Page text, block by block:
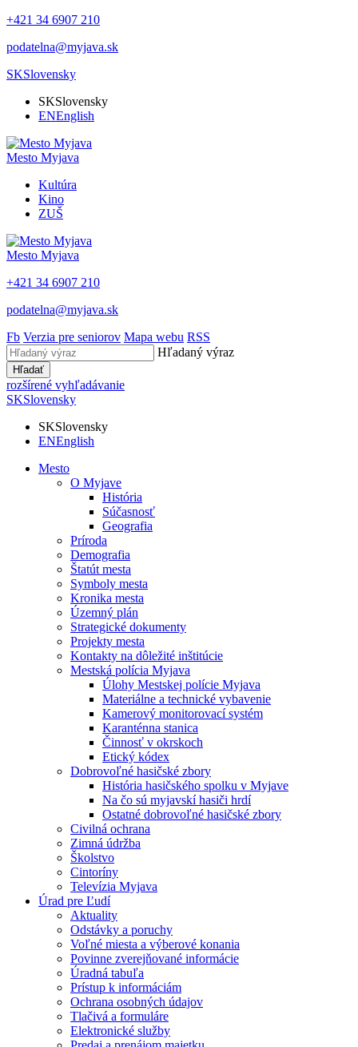
+421 34 6907 210
podatelna@myjava.sk
SKSlovensky
SKSlovensky
ENEnglish
Mesto Myjava
Kultúra
Kino
ZUŠ
Mesto Myjava
+421 34 6907 210
podatelna@myjava.sk
Fb Verzia pre seniorov Mapa webu RSS
Hľadaný výraz
Hľadať
rozšírené vyhľadávanie
SKSlovensky
SKSlovensky
ENEnglish
Mesto
O Myjave
História
Súčasnosť
Geografia
Príroda
Demografia
Štatút mesta
Symboly mesta
Kronika mesta
Územný plán
Strategické dokumenty
Projekty mesta
Kontakty na dôležité inštitúcie
Mestská polícia Myjava
Úlohy Mestskej polície Myjava
Materiálne a technické vybavenie
Kamerový monitorovací systém
Karanténna stanica
Činnosť v okrskoch
Etický kódex
Dobrovoľné hasičské zbory
História hasičského spolku v Myjave
Na čo sú myjavskí hasiči hrdí
Ostatné dobrovoľné hasičské zbory
Civilná ochrana
Zimná údržba
Školstvo
Cintoríny
Televízia Myjava
Úrad pre Ľudí
Aktuality
Odstávky a poruchy
Voľné miesta a výberové konania
Povinne zverejňované informácie
Úradná tabuľa
Prístup k informáciám
Ochrana osobných údajov
Tlačivá a formuláre
Elektronické služby